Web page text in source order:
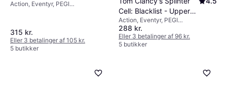
Action, Eventyr, PEGI
315 kr.
Eller 3 betalinger af 105 kr.
5 butikker
Cell: Blacklist - Upper
Echelon Edition (Xbox
360)
Action, Eventyr, PEGI
aldersmærkning: 18
288 kr.
Eller 3 betalinger af 96 kr.
5 butikker